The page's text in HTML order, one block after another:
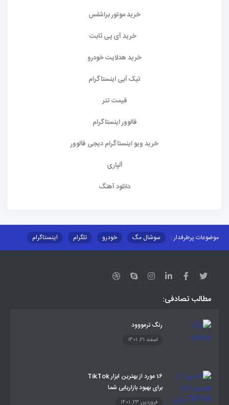
خرید موتور براشلس
خرید آی پی ثابت
خرید هدلایت خودرو
تیک آبی اینستاگرام
قیمت تتر
فالوور اینستاگرام
خرید ویو اینستاگرام دیجی فالوور
آلپاری
دانلود آهنگ
موضوعات پرطرفدار : سوشال مگ خودرو تلگرام
اینستاگرام
مطالب تصادفی:
رنگ ترمووود
اسفند 21, 1401
16 مورد از بهترین ابزار TikTok
برای بهبود بازاریابی شما
فروردین 23, 1401